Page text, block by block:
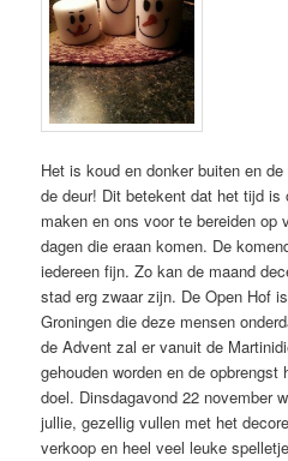
Het is koud en donker buiten en
de deur! Dit betekent dat het tijd
maken en ons voor te bereiden op
dagen die eraan komen. De
iedereen fijn. Zo kan de maand
stad erg zwaar zijn. De Open Hof
Groningen die deze mensen
de Advent zal er vanuit de
gehouden worden en de
doel. Dinsdagavond 22 november
jullie, gezellig vullen met het
verkoop en heel veel leuke